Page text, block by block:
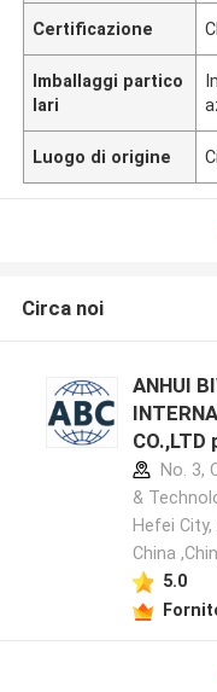
Certificazione
Imballaggi partico
lari
Luogo di origine
Circa noi
ANHUI
No. 3,
&
Hefei
China
5.0